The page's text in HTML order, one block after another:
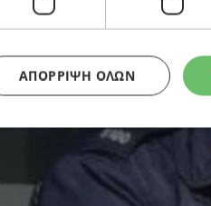
ΑΠΌΡΡΙΨΗ ΌΛΩΝ